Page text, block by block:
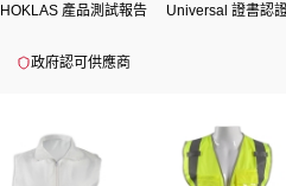
HOKLAS 產品測試報告 Universal 證書認
政府認可供應商